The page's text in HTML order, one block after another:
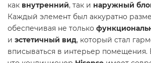
как внутренний, так и наружный
Каждый элемент был аккуратно
обеспечивая не только
и эстетичный вид, который стал
вписываться в интерьер помещения.